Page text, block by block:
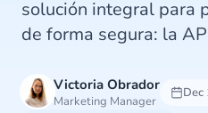
solución integral para
de forma segura: la
Victoria Obrador
Marketing Manager
Dec